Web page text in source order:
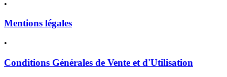
•
Mentions légales
•
Conditions Générales de Vente et d'Utilisation